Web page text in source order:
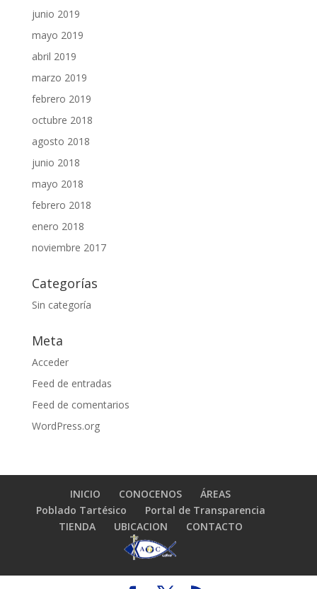
junio 2019
mayo 2019
abril 2019
marzo 2019
febrero 2019
octubre 2018
agosto 2018
junio 2018
mayo 2018
febrero 2018
enero 2018
noviembre 2017
Categorías
Sin categoría
Meta
Acceder
Feed de entradas
Feed de comentarios
WordPress.org
INICIO CONOCENOS
ÁREAS
Poblado Tartésico
Portal de Transparencia
TIENDA
UBICACION CONTACTO